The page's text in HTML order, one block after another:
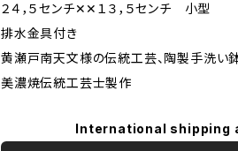
２４，５センチ✕✕１３，５センチ 小型
排水金具付き
黄瀬戸南天文様の伝統工芸、陶製手洗い鉢
美濃焼伝統工芸士製作
International shipping